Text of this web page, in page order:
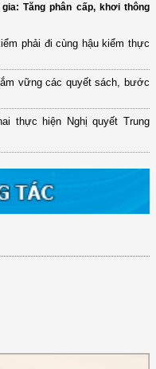
Tăng phân cấp, khơi thông
phải đi cùng hậu kiểm thực
vững các quyết sách, bước
thực hiện Nghị quyết Trung
vụ Khoa học, công nghệ và
số 2415/QĐ-TTg ngày
trình mục tiêu quốc gia
số 72-NQ/TW ngày
Đề án Hỗ trợ Phụ nữ khởi